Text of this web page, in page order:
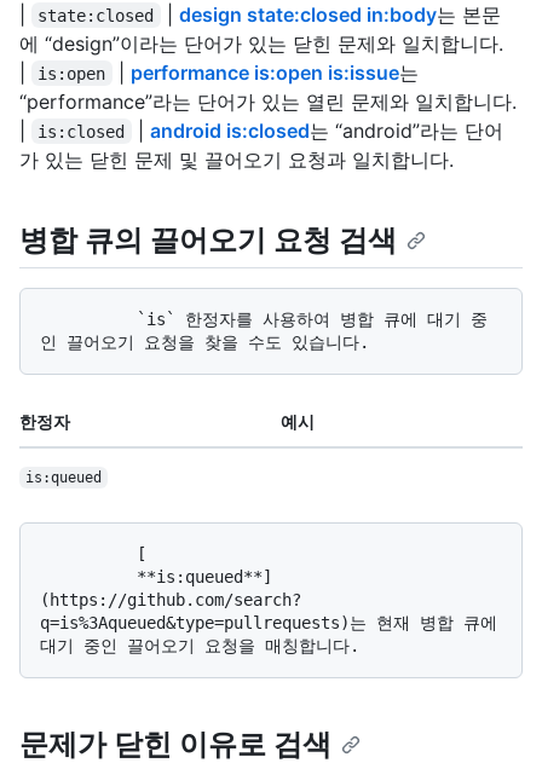
state:closed design state:closed in:body는 본문
에 “design”이라는 단어가 있는 닫힌 문제와 일치합니다.
is:open performance is:open is:issue는
“performance”라는 단어가 있는 열린 문제와 일치합니다.
is:closed android is:closed는 “android”라는 단어
가 있는 닫힌 문제 및 끌어오기 요청과 일치합니다.
병합 큐의 끌어오기 요청 검색
한정자 예시
is:queued
(https://github.com/search?
q=is%3Aqueued&type=pullrequests)는 현재 병합 큐에
문제가 닫힌 이유로 검색